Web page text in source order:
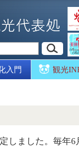
入門 観光
しました。毎年6